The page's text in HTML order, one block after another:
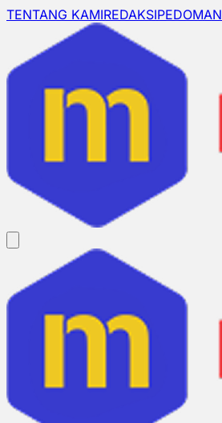
TENTANG KAMIREDAKSIPEDOMAN